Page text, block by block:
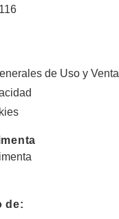
de Uso y Venta
de: